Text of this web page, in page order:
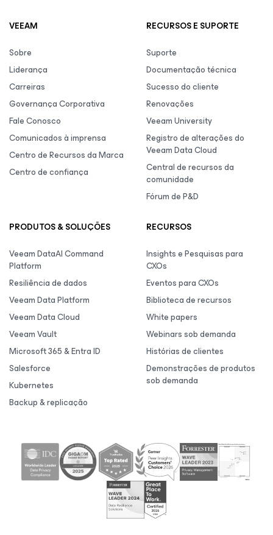
VEEAM
Sobre
Liderança
Carreiras
Governança Corporativa
Fale Conosco
Comunicados à imprensa
Centro de Recursos da Marca
Centro de confiança
RECURSOS E SUPORTE
Suporte
Documentação técnica
Sucesso do cliente
Renovações
Veeam University
Registro de alterações do
Veeam Data Cloud
Central de recursos da
comunidade
Fórum de P&D
PRODUTOS & SOLUÇÕES
Veeam DataAI Command
Platform
Resiliência de dados
Veeam Data Platform
Veeam Data Cloud
Veeam Vault
Microsoft 365 & Entra ID
Salesforce
Kubernetes
Backup & replicação
RECURSOS
Insights e Pesquisas para
CXOs
Eventos para CXOs
Biblioteca de recursos
White papers
Webinars sob demanda
Histórias de clientes
Demonstrações de produtos
sob demanda